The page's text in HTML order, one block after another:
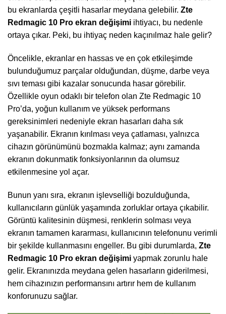
bu ekranlarda çeşitli hasarlar meydana gelebilir. Zte
Redmagic 10 Pro ekran değişimi ihtiyacı, bu nedenle
ortaya çıkar. Peki, bu ihtiyaç neden kaçınılmaz hale gelir?
Öncelikle, ekranlar en hassas ve en çok etkileşimde
bulunduğumuz parçalar olduğundan, düşme, darbe veya
sıvı teması gibi kazalar sonucunda hasar görebilir.
Özellikle oyun odaklı bir telefon olan Zte Redmagic 10
Pro’da, yoğun kullanım ve yüksek performans
gereksinimleri nedeniyle ekran hasarları daha sık
yaşanabilir. Ekranın kırılması veya çatlaması, yalnızca
cihazın görünümünü bozmakla kalmaz; aynı zamanda
ekranın dokunmatik fonksiyonlarının da olumsuz
etkilenmesine yol açar.
Bunun yanı sıra, ekranın işlevselliği bozulduğunda,
kullanıcıların günlük yaşamında zorluklar ortaya çıkabilir.
Görüntü kalitesinin düşmesi, renklerin solması veya
ekranın tamamen kararması, kullanıcının telefonunu verimli
bir şekilde kullanmasını engeller. Bu gibi durumlarda, Zte
Redmagic 10 Pro ekran değişimi yapmak zorunlu hale
gelir. Ekranınızda meydana gelen hasarların giderilmesi,
hem cihazınızın performansını artırır hem de kullanım
konforunuzu sağlar.